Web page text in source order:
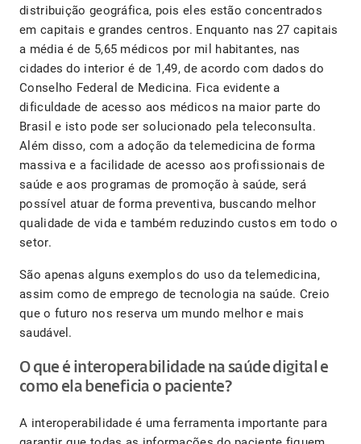
distribuição geográfica, pois eles estão concentrados
em capitais e grandes centros. Enquanto nas 27 capitais
a média é de 5,65 médicos por mil habitantes, nas
cidades do interior é de 1,49, de acordo com dados do
Conselho Federal de Medicina. Fica evidente a
dificuldade de acesso aos médicos na maior parte do
Brasil e isto pode ser solucionado pela teleconsulta.
Além disso, com a adoção da telemedicina de forma
massiva e a facilidade de acesso aos profissionais de
saúde e aos programas de promoção à saúde, será
possível atuar de forma preventiva, buscando melhor
qualidade de vida e também reduzindo custos em todo o
setor.
São apenas alguns exemplos do uso da telemedicina,
assim como de emprego de tecnologia na saúde. Creio
que o futuro nos reserva um mundo melhor e mais
saudável.
O que é interoperabilidade na saúde digital e
como ela beneficia o paciente?
A interoperabilidade é uma ferramenta importante para